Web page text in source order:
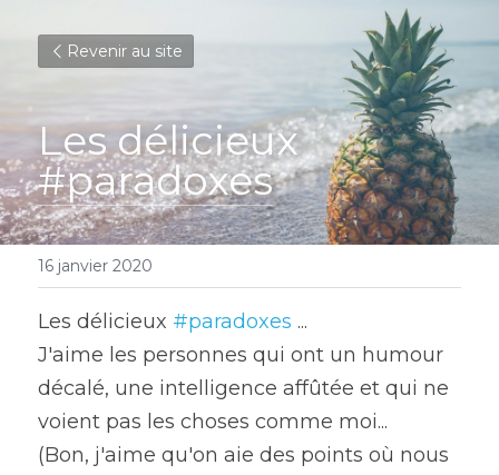
Revenir au site
Les délicieux
#paradoxes
16 janvier 2020
Les délicieux #paradoxes ...
J'aime les personnes qui ont un humour
décalé, une intelligence affûtée et qui ne
voient pas les choses comme moi...
(Bon, j'aime qu'on aie des points où nous